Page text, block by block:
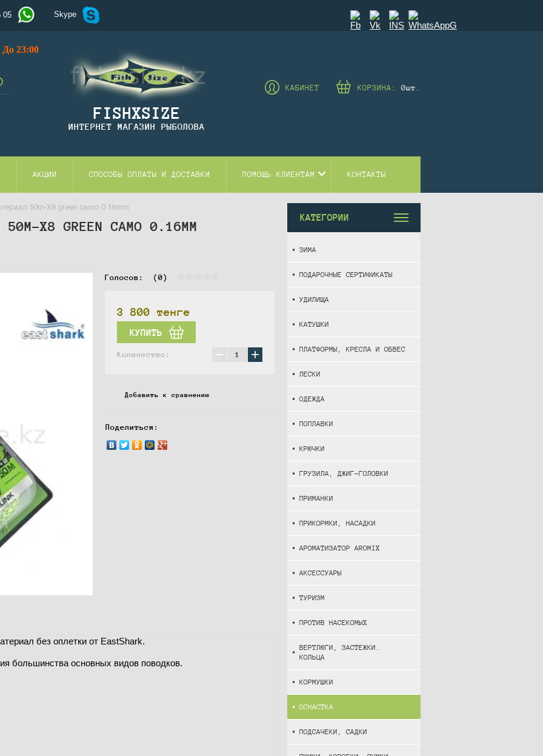
05 Skype
23:00
КОРЗИНА:0шт.
КАБИНЕТ
FISHXSIZE
ИНТЕРНЕТ МАГАЗИН РЫБОЛОВА
АКЦИИ СПОСОБЫ ОПЛАТЫ И ДОСТАВКИ ПОМОЩЬ КЛИЕНТАМ КОНТАКТЫ
КАТЕГОРИИ
ЗИМА
ПОДАРОЧНЫЕ СЕРТИФИКАТЫ
УДИЛИЩА
КАТУШКИ
ПЛАТФОРМЫ, КРЕСЛА И ОБВЕС
ЛЕСКИ
ОДЕЖДА
ПОПЛАВКИ
КРЮЧКИ
ГРУЗИЛА, ДЖИГ-ГОЛОВКИ
ПРИМАНКИ
ПРИКОРМКИ, НАСАДКИ
АРОМАТИЗАТОР AROMIX
АКСЕССУАРЫ
ТУРИЗМ
ПРОТИВ НАСЕКОМЫХ
ВЕРТЛЮГИ, ЗАСТЕЖКИ.
КОЛЬЦА
КОРМУШКИ
ОСНАСТКА
ПОДСАЧЕКИ, САДКИ
50m-X8 green camo 0.16mm
X8 GREEN CAMO 0.16MM
Голосов: (0)
3 800 тенге
КУПИТЬ
Количество: − +
Добавить к сравнению
Поделиться:
без оплетки от EastShark.
большинства основных видов поводков.